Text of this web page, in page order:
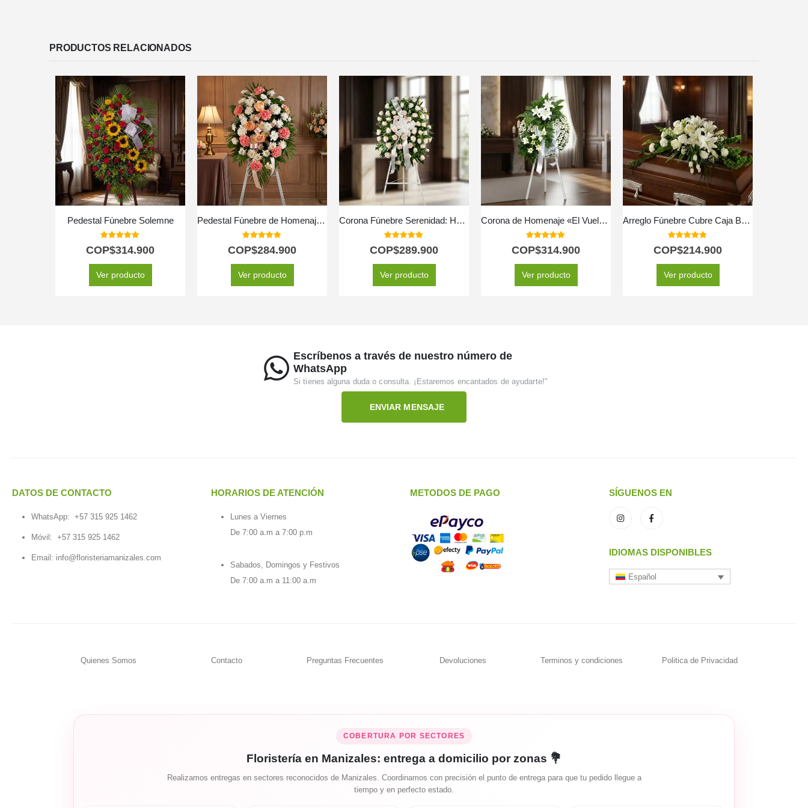
PRODUCTOS RELACIONADOS
Pedestal Fúnebre Solemne
5.00
COP$314.900
Ver producto
Pedestal Fúnebre de Homenaje para Timoteo 🕊️
5.00
COP$284.900
Ver producto
Corona Fúnebre Serenidad: Honrando a Adrian 🤍
5.00
COP$289.900
Ver producto
Corona de Homenaje «El Vuelo de Uriel» 🕊️
5.00
COP$314.900
Ver producto
Arreglo Fúnebre Cubre Caja Bondad
5.00
COP$214.900
Ver producto
Escríbenos a través de nuestro número de
WhatsApp
Si tienes alguna duda o consulta. ¡Estaremos encantados de ayudarte!"
ENVIAR MENSAJE
DATOS DE CONTACTO
WhatsApp: +57 315 925 1462
Móvil: +57 315 925 1462
Email: info@floristeriamanizales.com
HORARIOS DE ATENCIÓN
Lunes a Viernes
De 7:00 a.m a 7:00 p.m
Sabados, Domingos y Festivos
De 7:00 a.m a 11:00 a.m
METODOS DE PAGO SÍGUENOS EN
IDIOMAS DISPONIBLES
Español
Quienes Somos Contacto Preguntas Frecuentes Devoluciones Terminos y condiciones Politica de Privacidad
COBERTURA POR SECTORES
Floristería en Manizales: entrega a domicilio por zonas 💐
Realizamos entregas en sectores reconocidos de Manizales. Coordinamos con precisión el punto de entrega para que tu pedido llegue a
tiempo y en perfecto estado.